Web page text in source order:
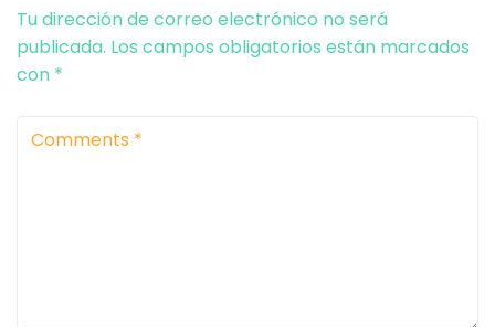
Tu dirección de correo electrónico no será
publicada. Los campos obligatorios están marcados
con *